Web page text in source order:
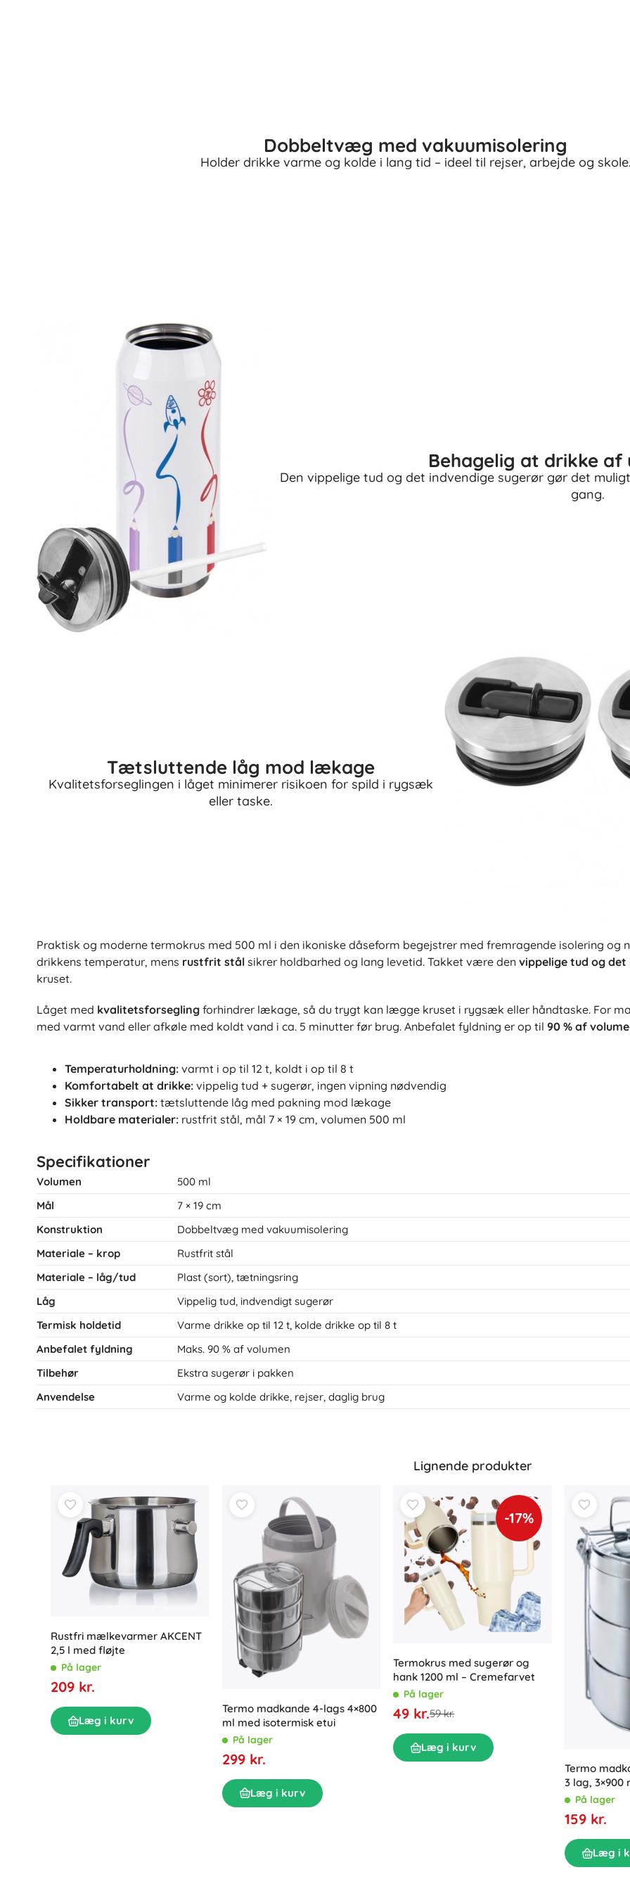
Dobbeltvæg med vakuumisolering
Holder drikke varme og kolde i lang tid – ideel til rejser, arbejde og
Behagelig at drikke af
Den vippelige tud og det indvendige sugerør gør det
gang.
Tætsluttende låg mod lækage
Kvalitetsforseglingen i låget minimerer risikoen for spild i rygsæk
eller taske.
Praktisk og moderne termokrus med 500 ml i den ikoniske dåseform begejstrer med fremragende isolering og
drikkens temperatur, mens rustfrit stål sikrer holdbarhed og lang levetid. Takket være den vippelige tud og
kruset.
Låget med kvalitetsforsegling forhindrer lækage, så du trygt kan lægge kruset i rygsæk eller håndtaske. For
med varmt vand eller afkøle med koldt vand i ca. 5 minutter før brug. Anbefalet fyldning er op til 90 % af
Temperaturholdning: varmt i op til 12 t, koldt i op til 8 t
Komfortabelt at drikke: vippelig tud + sugerør, ingen vipning nødvendig
Sikker transport: tætsluttende låg med pakning mod lækage
Holdbare materialer: rustfrit stål, mål 7 × 19 cm, volumen 500 ml
Specifikationer
Volumen
500 ml
Mål
7 × 19 cm
Konstruktion
Dobbeltvæg med vakuumisolering
Materiale – krop
Rustfrit stål
Materiale – låg/tud
Plast (sort), tætningsring
Låg
Vippelig tud, indvendigt sugerør
Termisk holdetid
Varme drikke op til 12 t, kolde drikke op til 8 t
Anbefalet fyldning
Maks. 90 % af volumen
Tilbehør
Ekstra sugerør i pakken
Anvendelse
Varme og kolde drikke, rejser, daglig brug
Lignende produkter
Rustfri mælkevarmer AKCENT
2,5 l med fløjte
På lager
209 kr.
Læg i kurv
Termo madkande 4-lags 4×800
ml med isotermisk etui
På lager
299 kr.
Læg i kurv
-17%
Termokrus med sugerør og
hank 1200 ml – Cremefarvet
På lager
49 kr.59 kr.
Læg i kurv
Termo
3 lag, 3×900
På lager
159 kr.
Læg i